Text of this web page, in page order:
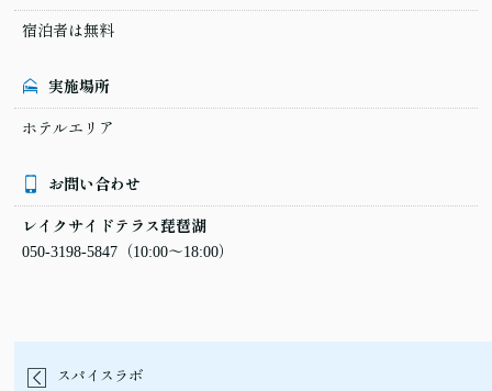
宿泊者は無料
実施場所
ホテルエリア
お問い合わせ
レイクサイドテラス琵琶湖
050-3198-5847 （10:00〜18:00）
スパイスラボ